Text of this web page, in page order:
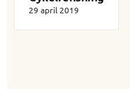
29 april 2019